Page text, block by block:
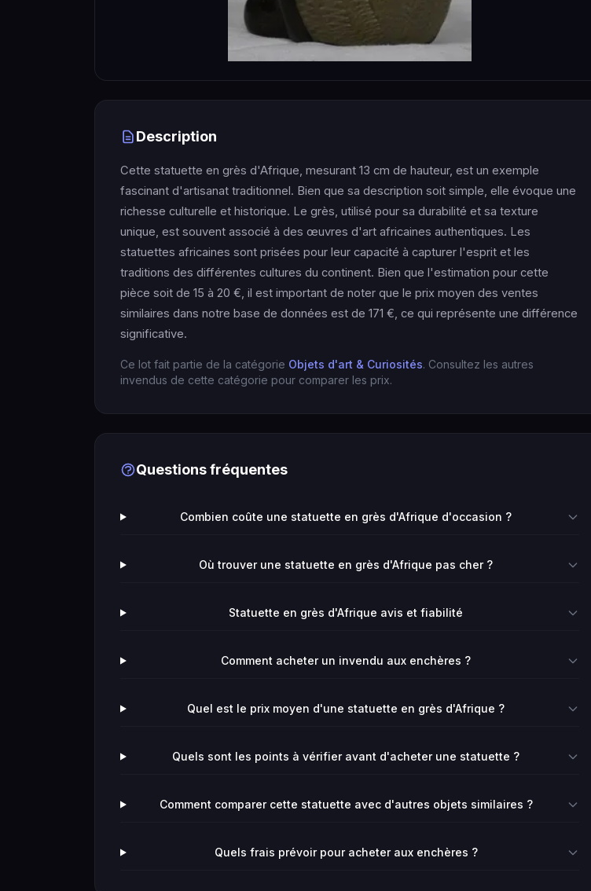
Description
Cette statuette en grès d'Afrique, mesurant 13 cm de hauteur, est un exemple
fascinant d'artisanat traditionnel. Bien que sa description soit simple, elle évoque une
richesse culturelle et historique. Le grès, utilisé pour sa durabilité et sa texture
unique, est souvent associé à des œuvres d'art africaines authentiques. Les
statuettes africaines sont prisées pour leur capacité à capturer l'esprit et les
traditions des différentes cultures du continent. Bien que l'estimation pour cette
pièce soit de 15 à 20 €, il est important de noter que le prix moyen des ventes
similaires dans notre base de données est de 171 €, ce qui représente une différence
significative.
Ce lot fait partie de la catégorie Objets d'art & Curiosités. Consultez les autres
invendus de cette catégorie pour comparer les prix.
Questions fréquentes
Combien coûte une statuette en grès d'Afrique d'occasion ?
Où trouver une statuette en grès d'Afrique pas cher ?
Statuette en grès d'Afrique avis et fiabilité
Comment acheter un invendu aux enchères ?
Quel est le prix moyen d'une statuette en grès d'Afrique ?
Quels sont les points à vérifier avant d'acheter une statuette ?
Comment comparer cette statuette avec d'autres objets similaires ?
Quels frais prévoir pour acheter aux enchères ?